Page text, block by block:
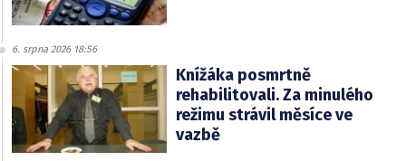
6. srpna 2026 18:56
Knížáka posmrtně
rehabilitovali. Za minulého
režimu strávil měsíce ve
vazbě